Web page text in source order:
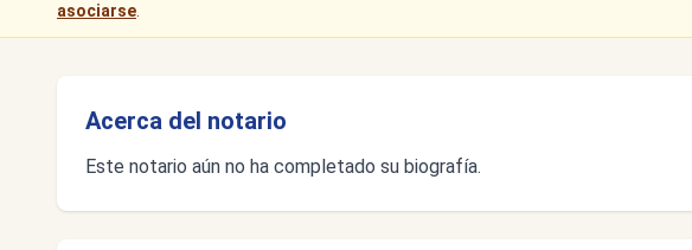
asociarse
Acerca del notario
Este notario aún no ha completado su biografía.